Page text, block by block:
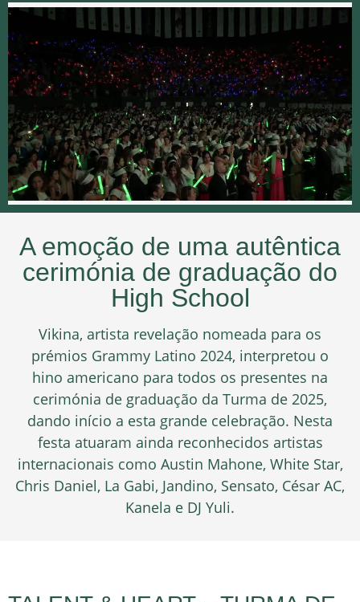
A emoção de uma autêntica
cerimónia de graduação do
High School
Vikina, artista revelação nomeada para os
prémios Grammy Latino 2024, interpretou o
hino americano para todos os presentes na
cerimónia de graduação da Turma de 2025,
dando início a esta grande celebração. Nesta
festa atuaram ainda reconhecidos artistas
internacionais como Austin Mahone, White Star,
Chris Daniel, La Gabi, Jandino, Sensato, César AC,
Kanela e DJ Yuli.